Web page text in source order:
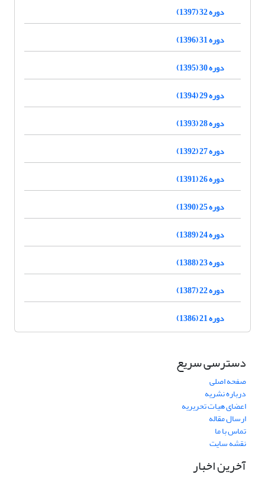
دوره 32 (1397)
دوره 31 (1396)
دوره 30 (1395)
دوره 29 (1394)
دوره 28 (1393)
دوره 27 (1392)
دوره 26 (1391)
دوره 25 (1390)
دوره 24 (1389)
دوره 23 (1388)
دوره 22 (1387)
دوره 21 (1386)
دسترسی سریع
صفحه اصلی
درباره نشریه
اعضای هیات تحریریه
ارسال مقاله
تماس با ما
نقشه سایت
آخرین اخبار